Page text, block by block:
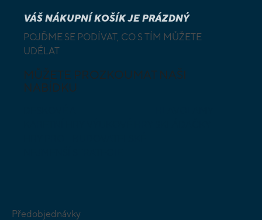
VÁŠ NÁKUPNÍ KOŠÍK JE PRÁZDNÝ
POJĎME SE PODÍVAT, CO S TÍM MŮŽETE
UDĚLAT
MŮŽETE PROZKOUMAT NAŠI
NABÍDKU
Předobjednávky